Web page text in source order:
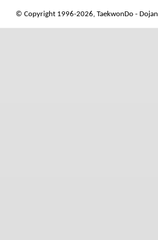
© Copyright 1996-2026, TaekwonDo -